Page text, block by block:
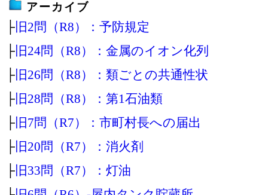
アーカイブ
├ 旧2問（R8）：予防規定
├ 旧24問（R8）：金属のイオン化列
├ 旧26問（R8）：類ごとの共通性状
├ 旧28問（R8）：第1石油類
├ 旧7問（R7）：市町村長への届出
├ 旧20問（R7）：消火剤
├ 旧33問（R7）：灯油